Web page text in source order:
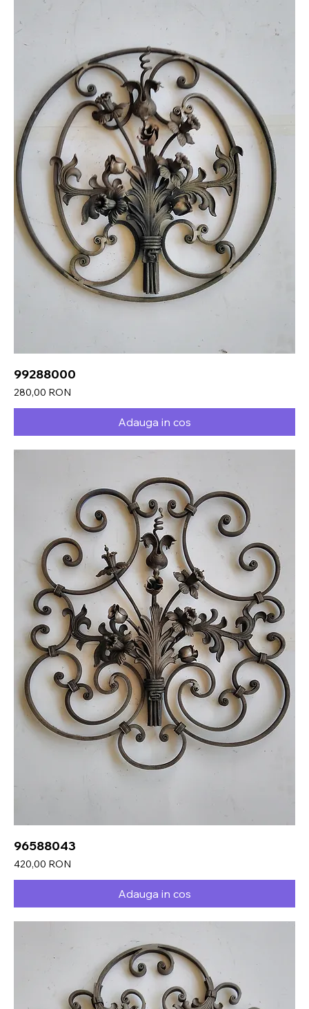
99288000
Preț
280,00 RON
Adauga in cos
96588043
Preț
420,00 RON
Adauga in cos